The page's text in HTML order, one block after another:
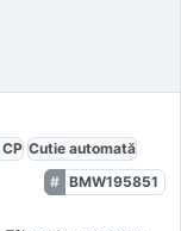
CP Cutie automată
BMW195851